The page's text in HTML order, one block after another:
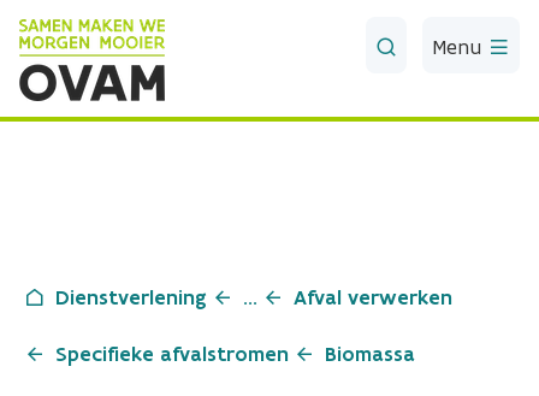
Skip to Main Content
Menu
Dienstverlening ... Afval verwerken
Specifieke afvalstromen Biomassa